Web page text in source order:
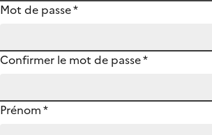
Mot de passe*
Confirmer le mot de passe*
Prénom*